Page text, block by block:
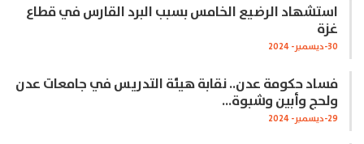
استشهاد الرضيع الخامس بسبب البرد القارس في قطاع
غزة
30-ديسمبر- 2024
فساد حكومة عدن.. نقابة هيئة التدريس في جامعات عدن
ولحج وأبين وشبوة…
29-ديسمبر- 2024